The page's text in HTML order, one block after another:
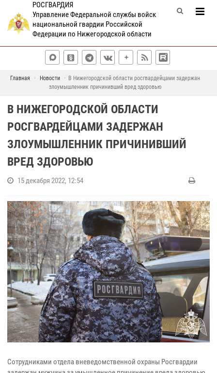
РОСГВАРДИЯ
Управление Федеральной службы войск
национальной гвардии Российской
Федерации по Нижегородской области
Главная Новости
В Нижегородской области росгвардейцами задержан
злоумышленник причинивший вред здоровью
В НИЖЕГОРОДСКОЙ ОБЛАСТИ
РОСГВАРДЕЙЦАМИ ЗАДЕРЖАН
ЗЛОУМЫШЛЕННИК ПРИЧИНИВШИЙ
ВРЕД ЗДОРОВЬЮ
15 декабря 2022, 12:54
Сотрудниками отдела вневедомственной охраны Росгвардии